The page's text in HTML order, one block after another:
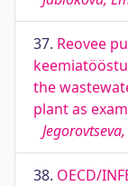
37. Reovee
the
plant as
38. OECD/